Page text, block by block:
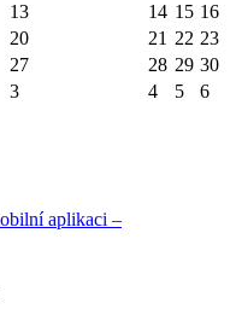
13 14 15 16
20 21 22 23
27 28 29 30
3 4 5 6
aplikaci –